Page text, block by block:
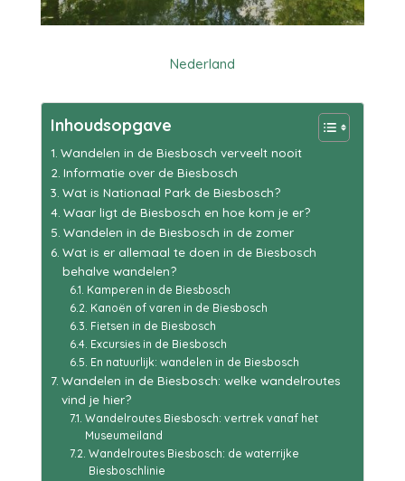
Nederland
Inhoudsopgave
Wandelen in de Biesbosch verveelt nooit
Informatie over de Biesbosch
Wat is Nationaal Park de Biesbosch?
Waar ligt de Biesbosch en hoe kom je er?
Wandelen in de Biesbosch in de zomer
Wat is er allemaal te doen in de Biesbosch
behalve wandelen?
Kamperen in de Biesbosch
Kanoën of varen in de Biesbosch
Fietsen in de Biesbosch
Excursies in de Biesbosch
En natuurlijk: wandelen in de Biesbosch
Wandelen in de Biesbosch: welke wandelroutes
vind je hier?
Wandelroutes Biesbosch: vertrek vanaf het
Museumeiland
Wandelroutes Biesbosch: de waterrijke
Biesboschlinie